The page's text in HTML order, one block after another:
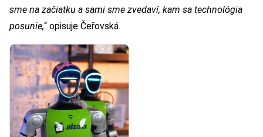
sme na začiatku a sami sme zvedaví, kam sa technológia
posunie,“ opisuje Čeřovská.